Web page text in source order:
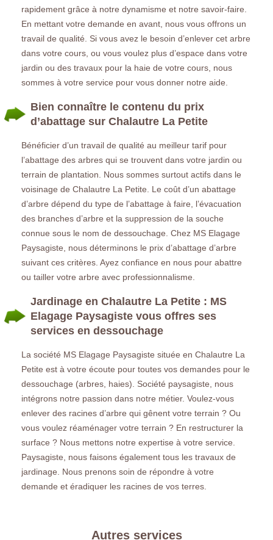
rapidement grâce à notre dynamisme et notre savoir-faire.
En mettant votre demande en avant, nous vous offrons un
travail de qualité. Si vous avez le besoin d’enlever cet arbre
dans votre cours, ou vous voulez plus d’espace dans votre
jardin ou des travaux pour la haie de votre cours, nous
sommes à votre service pour vous donner notre aide.
Bien connaître le contenu du prix
d’abattage sur Chalautre La Petite
Bénéficier d’un travail de qualité au meilleur tarif pour
l’abattage des arbres qui se trouvent dans votre jardin ou
terrain de plantation. Nous sommes surtout actifs dans le
voisinage de Chalautre La Petite. Le coût d’un abattage
d’arbre dépend du type de l’abattage à faire, l’évacuation
des branches d’arbre et la suppression de la souche
connue sous le nom de dessouchage. Chez MS Elagage
Paysagiste, nous déterminons le prix d’abattage d’arbre
suivant ces critères. Ayez confiance en nous pour abattre
ou tailler votre arbre avec professionnalisme.
Jardinage en Chalautre La Petite : MS
Elagage Paysagiste vous offres ses
services en dessouchage
La société MS Elagage Paysagiste située en Chalautre La
Petite est à votre écoute pour toutes vos demandes pour le
dessouchage (arbres, haies). Société paysagiste, nous
intégrons notre passion dans notre métier. Voulez-vous
enlever des racines d’arbre qui gênent votre terrain ? Ou
vous voulez réaménager votre terrain ? En restructurer la
surface ? Nous mettons notre expertise à votre service.
Paysagiste, nous faisons également tous les travaux de
jardinage. Nous prenons soin de répondre à votre
demande et éradiquer les racines de vos terres.
Autres services